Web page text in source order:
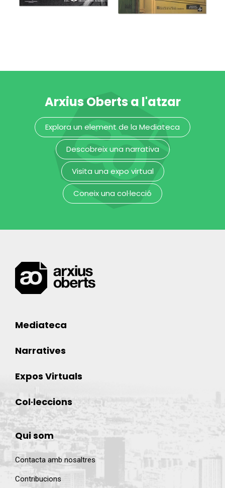
Museu del Disseny de Barcelona Museu del Disseny de Barcelona
4a Mostra de
Video
Independent
Museu del Disseny de Barcelona
5è Festival de
poesia de Sant
Cugat
Arxius Oberts a l'atzar
Explora un element de la Mediateca
Descobreix una narrativa
Visita una expo virtual
Coneix una col·lecció
Mediateca
Narratives
Expos Virtuals
Col·leccions
Qui som
Contacta amb nosaltres
Contribucions